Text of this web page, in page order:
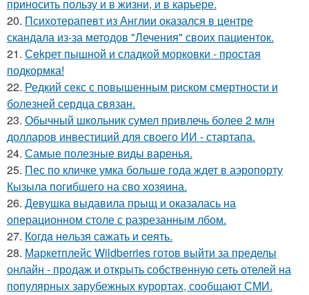
приносить пользу и в жизни, и в карьере.
20. Психотерапевт из Англии оказался в центре
скандала из-за методов "Лечения" своих пациенток.
21. Сekрет пышной и сладкой морковки - простая
подкормка!
22. Редкий секс с повышенным риском смертности и
болезней сердца связан.
23. Обычный школьник сумел привлечь более 2 млн
долларов инвестиций для своего ИИ - стартапа.
24. Самые полезные виды варенья.
25. Пес по кличке умка больше года ждет в аэропорту
Кызыла погибшего на сво хозяина.
26. Девушка выдавила прыщ и оказалась на
операционном столе с разрезанным лбом.
27. Когдa нeльзя сaжать и cеять.
28. Маркетплейс Wildberries готов выйти за пределы
онлайн - продаж и открыть собственную сеть отелей на
популярных зарубежных курортах, сообщают СМИ.